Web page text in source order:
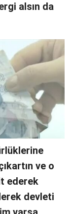
alsın da
ve o
ederek
devleti